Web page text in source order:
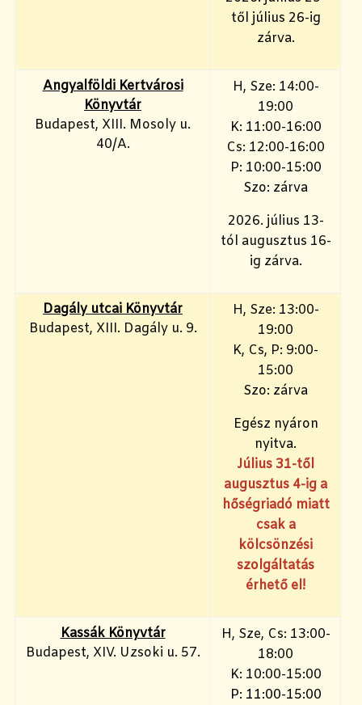
től július 26-ig
zárva.
Angyalföldi Kertvárosi
Könyvtár
Budapest, XIII. Mosoly u.
40/A.
H, Sze: 14:00-
19:00
K: 11:00-16:00
Cs: 12:00-16:00
P: 10:00-15:00
Szo: zárva
2026. július 13-
tól augusztus 16-
ig zárva.
Dagály utcai Könyvtár
Budapest, XIII. Dagály u. 9.
H, Sze: 13:00-
19:00
K, Cs, P: 9:00-
15:00
Szo: zárva
Egész nyáron
nyitva.
Július 31-től
augusztus 4-ig a
hőségriadó miatt
csak a
kölcsönzési
szolgáltatás
érhető el!
Kassák Könyvtár
Budapest, XIV. Uzsoki u. 57.
H, Sze, Cs: 13:00-
18:00
K: 10:00-15:00
P: 11:00-15:00